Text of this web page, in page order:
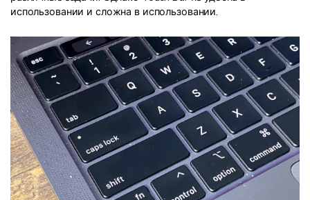
использовании и сложна в использовании.